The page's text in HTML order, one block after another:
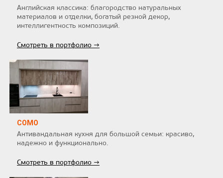
Английская классика: благородство натуральных
материалов и отделки, богатый резной декор,
интеллигентность композиций.
Смотреть в портфолио →
COMO
Антивандальная кухня для большой семьи: красиво,
надежно и функционально.
Смотреть в портфолио →